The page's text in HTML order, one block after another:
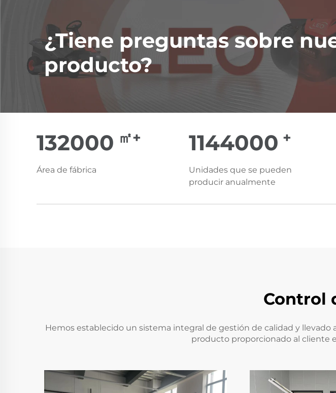
¿Tiene preguntas sobre
producto?
150000 ㎡+
Área de fábrica
1300000 +
Unidades que se pueden
producir anualmente
Control
Hemos establecido un sistema integral de gestión de calidad y llevado
producto proporcionado al cliente